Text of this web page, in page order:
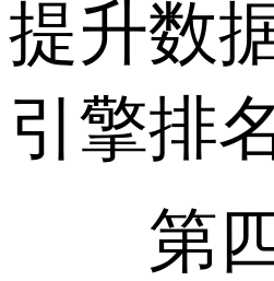
提升数
引擎排
第四